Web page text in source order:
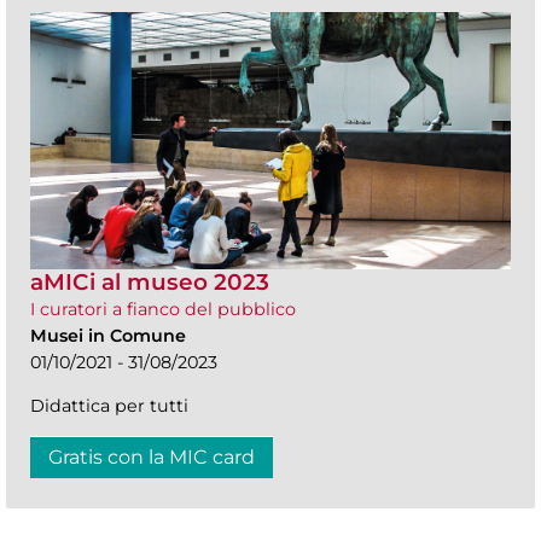
aMICi al museo 2023
I curatori a fianco del pubblico
Musei in Comune
01/10/2021 - 31/08/2023
Didattica per tutti
Gratis con la MIC card